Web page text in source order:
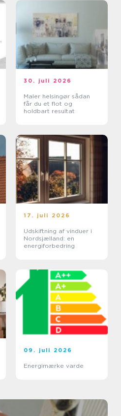
30. juli 2026
Maler helsingør sådan
får du et flot og
holdbart resultat
17. juli 2026
Udskiftning af vinduer i
Nordsjælland: en
energiforbedring
09. juli 2026
Energimærke varde